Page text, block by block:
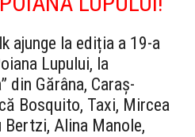
ajunge la ediția a 19-a
Lupului, la
din Gărâna, Caraș-
Bosquito, Taxi, Mircea
Bertzi, Alina Manole,